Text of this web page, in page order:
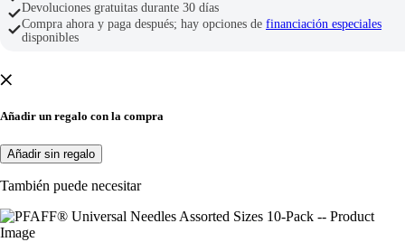
Devoluciones gratuitas durante 30 días
Compra ahora y paga después; hay opciones de financiación especiales
disponibles
Añadir un regalo con la compra
Añadir sin regalo
También puede necesitar